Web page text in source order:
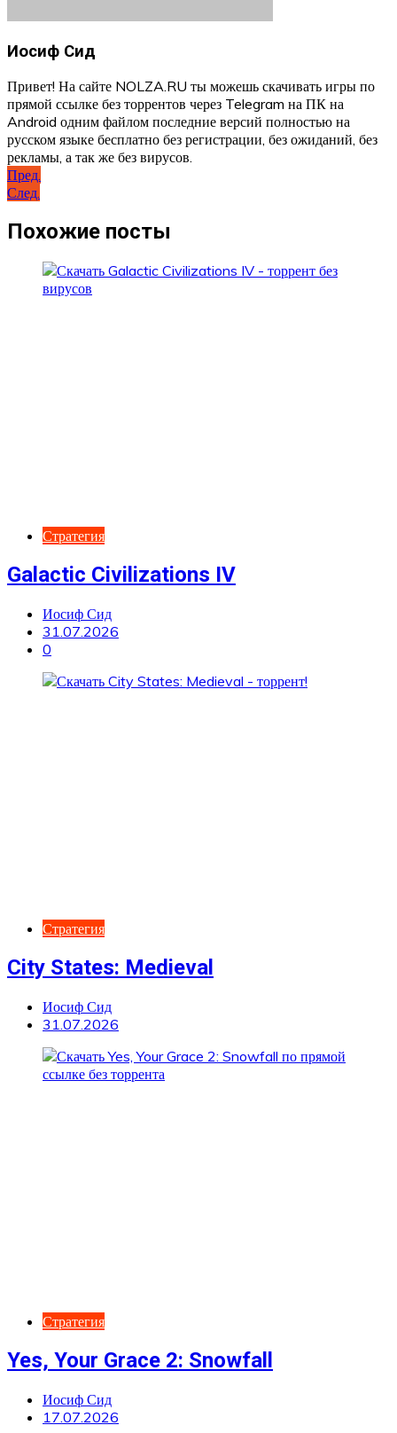
Иосиф Сид
Привет! На сайте NOLZA.RU ты можешь скачивать игры по
прямой ссылке без торрентов через Telegram на ПК на
Android одним файлом последние версий полностью на
русском языке бесплатно без регистрации, без ожиданий, без
рекламы, а так же без вирусов.
Навигация
по
записям
Пред.
След.
Похожие посты
Стратегия
Galactic Civilizations IV
Иосиф Сид
31.07.2026
0
Стратегия
City States: Medieval
Иосиф Сид
31.07.2026
Стратегия
Yes, Your Grace 2: Snowfall
Иосиф Сид
17.07.2026